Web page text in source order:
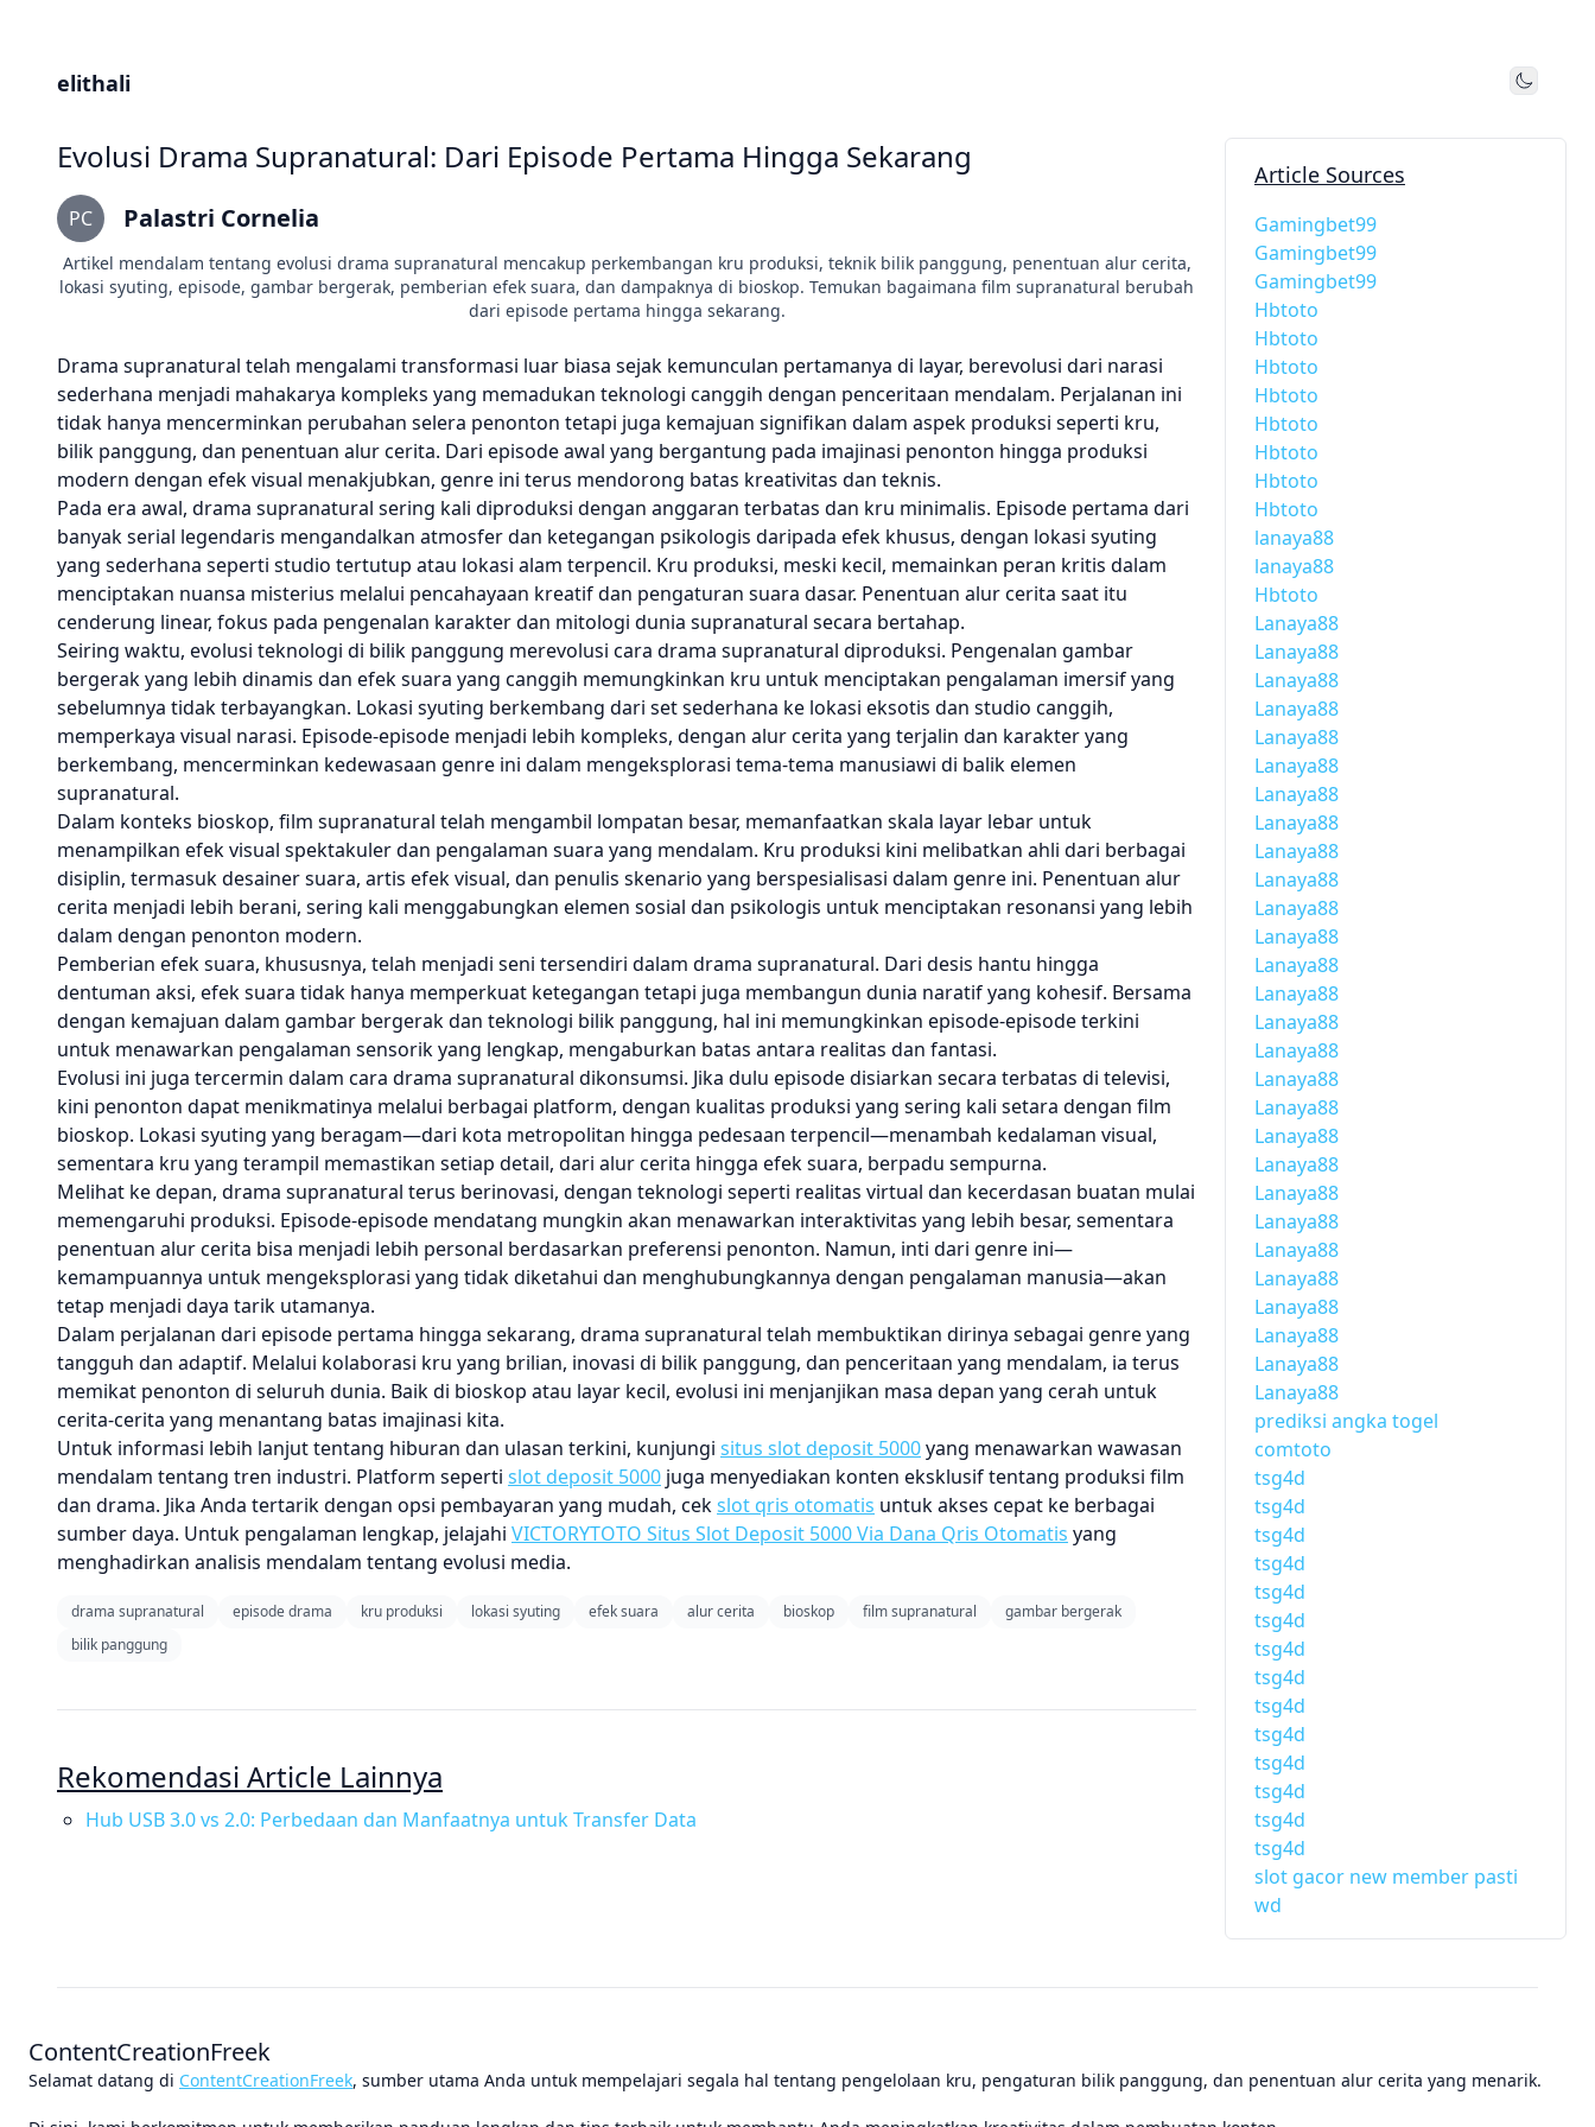
elithali Toggle
Evolusi Drama Supranatural: Dari Episode Pertama Hingga Sekarang
PC Palastri Cornelia
Artikel mendalam tentang evolusi drama supranatural mencakup perkembangan kru produksi, teknik bilik panggung, penentuan alur cerita,
lokasi syuting, episode, gambar bergerak, pemberian efek suara, dan dampaknya di bioskop. Temukan bagaimana film supranatural berubah
dari episode pertama hingga sekarang.
Drama supranatural telah mengalami transformasi luar biasa sejak kemunculan pertamanya di layar, berevolusi dari narasi
sederhana menjadi mahakarya kompleks yang memadukan teknologi canggih dengan penceritaan mendalam. Perjalanan ini
tidak hanya mencerminkan perubahan selera penonton tetapi juga kemajuan signifikan dalam aspek produksi seperti kru,
bilik panggung, dan penentuan alur cerita. Dari episode awal yang bergantung pada imajinasi penonton hingga produksi
modern dengan efek visual menakjubkan, genre ini terus mendorong batas kreativitas dan teknis.
Pada era awal, drama supranatural sering kali diproduksi dengan anggaran terbatas dan kru minimalis. Episode pertama dari
banyak serial legendaris mengandalkan atmosfer dan ketegangan psikologis daripada efek khusus, dengan lokasi syuting
yang sederhana seperti studio tertutup atau lokasi alam terpencil. Kru produksi, meski kecil, memainkan peran kritis dalam
menciptakan nuansa misterius melalui pencahayaan kreatif dan pengaturan suara dasar. Penentuan alur cerita saat itu
cenderung linear, fokus pada pengenalan karakter dan mitologi dunia supranatural secara bertahap.
Seiring waktu, evolusi teknologi di bilik panggung merevolusi cara drama supranatural diproduksi. Pengenalan gambar
bergerak yang lebih dinamis dan efek suara yang canggih memungkinkan kru untuk menciptakan pengalaman imersif yang
sebelumnya tidak terbayangkan. Lokasi syuting berkembang dari set sederhana ke lokasi eksotis dan studio canggih,
memperkaya visual narasi. Episode-episode menjadi lebih kompleks, dengan alur cerita yang terjalin dan karakter yang
berkembang, mencerminkan kedewasaan genre ini dalam mengeksplorasi tema-tema manusiawi di balik elemen
supranatural.
Dalam konteks bioskop, film supranatural telah mengambil lompatan besar, memanfaatkan skala layar lebar untuk
menampilkan efek visual spektakuler dan pengalaman suara yang mendalam. Kru produksi kini melibatkan ahli dari berbagai
disiplin, termasuk desainer suara, artis efek visual, dan penulis skenario yang berspesialisasi dalam genre ini. Penentuan alur
cerita menjadi lebih berani, sering kali menggabungkan elemen sosial dan psikologis untuk menciptakan resonansi yang lebih
dalam dengan penonton modern.
Pemberian efek suara, khususnya, telah menjadi seni tersendiri dalam drama supranatural. Dari desis hantu hingga
dentuman aksi, efek suara tidak hanya memperkuat ketegangan tetapi juga membangun dunia naratif yang kohesif. Bersama
dengan kemajuan dalam gambar bergerak dan teknologi bilik panggung, hal ini memungkinkan episode-episode terkini
untuk menawarkan pengalaman sensorik yang lengkap, mengaburkan batas antara realitas dan fantasi.
Evolusi ini juga tercermin dalam cara drama supranatural dikonsumsi. Jika dulu episode disiarkan secara terbatas di televisi,
kini penonton dapat menikmatinya melalui berbagai platform, dengan kualitas produksi yang sering kali setara dengan film
bioskop. Lokasi syuting yang beragam—dari kota metropolitan hingga pedesaan terpencil—menambah kedalaman visual,
sementara kru yang terampil memastikan setiap detail, dari alur cerita hingga efek suara, berpadu sempurna.
Melihat ke depan, drama supranatural terus berinovasi, dengan teknologi seperti realitas virtual dan kecerdasan buatan mulai
memengaruhi produksi. Episode-episode mendatang mungkin akan menawarkan interaktivitas yang lebih besar, sementara
penentuan alur cerita bisa menjadi lebih personal berdasarkan preferensi penonton. Namun, inti dari genre ini—
kemampuannya untuk mengeksplorasi yang tidak diketahui dan menghubungkannya dengan pengalaman manusia—akan
tetap menjadi daya tarik utamanya.
Dalam perjalanan dari episode pertama hingga sekarang, drama supranatural telah membuktikan dirinya sebagai genre yang
tangguh dan adaptif. Melalui kolaborasi kru yang brilian, inovasi di bilik panggung, dan penceritaan yang mendalam, ia terus
memikat penonton di seluruh dunia. Baik di bioskop atau layar kecil, evolusi ini menjanjikan masa depan yang cerah untuk
cerita-cerita yang menantang batas imajinasi kita.
Untuk informasi lebih lanjut tentang hiburan dan ulasan terkini, kunjungi situs slot deposit 5000yang menawarkan wawasan
mendalam tentang tren industri. Platform seperti slot deposit 5000 juga menyediakan konten eksklusif tentang produksi film
dan drama. Jika Anda tertarik dengan opsi pembayaran yang mudah, cekslot qris otomatis untuk akses cepat ke berbagai
sumber daya. Untuk pengalaman lengkap, jelajahi VICTORYTOTO Situs Slot Deposit 5000 Via Dana Qris Otomatis yang
menghadirkan analisis mendalam tentang evolusi media.
drama supranatural episode drama kru produksi lokasi syuting efek suara alur cerita bioskop film supranatural
gambar bergerak
bilik panggung
Rekomendasi Article Lainnya
Hub USB 3.0 vs 2.0: Perbedaan dan Manfaatnya untuk Transfer Data
Article Sources
Gamingbet99
Gamingbet99
Gamingbet99
Hbtoto
Hbtoto
Hbtoto
Hbtoto
Hbtoto
Hbtoto
Hbtoto
Hbtoto
lanaya88
lanaya88
Hbtoto
Lanaya88
Lanaya88
Lanaya88
Lanaya88
Lanaya88
Lanaya88
Lanaya88
Lanaya88
Lanaya88
Lanaya88
Lanaya88
Lanaya88
Lanaya88
Lanaya88
Lanaya88
Lanaya88
Lanaya88
Lanaya88
Lanaya88
Lanaya88
Lanaya88
Lanaya88
Lanaya88
Lanaya88
Lanaya88
Lanaya88
Lanaya88
Lanaya88
prediksi angka togel
comtoto
tsg4d
tsg4d
tsg4d
tsg4d
tsg4d
tsg4d
tsg4d
tsg4d
tsg4d
tsg4d
tsg4d
tsg4d
tsg4d
tsg4d
slot gacor new member pasti
wd
ContentCreationFreek
Selamat datang di ContentCreationFreek, sumber utama Anda untuk mempelajari segala hal tentang pengelolaan kru, pengaturan bilik panggung, dan penentuan alur cerita yang menarik.